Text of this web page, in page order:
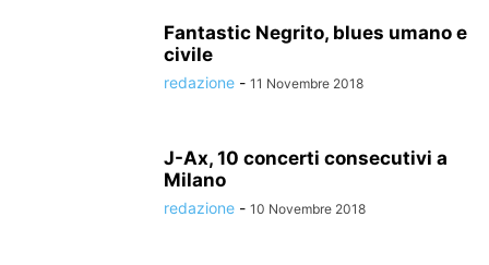
Fantastic Negrito, blues umano e
civile
redazione - 11 Novembre 2018
J-Ax, 10 concerti consecutivi a
Milano
redazione - 10 Novembre 2018